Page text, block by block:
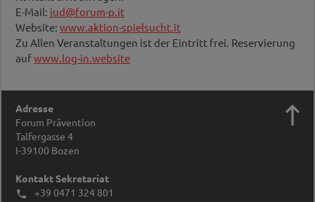
E-Mail: jud@forum-p.it
Website: www.aktion-spielsucht.it
Zu Allen Veranstaltungen ist der Eintritt frei. Reservierung
aufwww.log-in.website
Adresse
Forum Prävention
Talfergasse 4
I-39100 Bozen
Kontakt Sekretariat
 +39 0471 324 801
